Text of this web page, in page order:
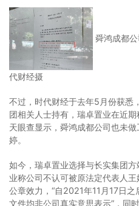
舜鸿成都
代财经摄
不过，时代财经于去年5月份获悉
团相关人士持有，瑞卓置业在近期
天眼查显示，舜鸿成都公司也未
婷。
如今，瑞卓置业选择与长实集团
业称公司不认可被原法定代表人
公章效力，“自2021年11月17日
文件均非公司真实意思表示”，同